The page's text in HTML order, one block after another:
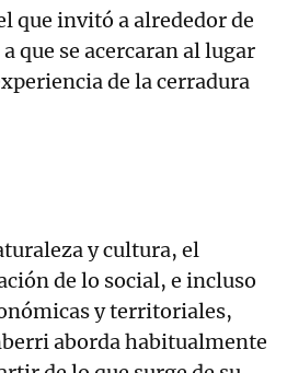
que invitó a alrededor de
que se acercaran al lugar
de la cerradura
y cultura, el
de lo social, e incluso
y territoriales,
aborda habitualmente